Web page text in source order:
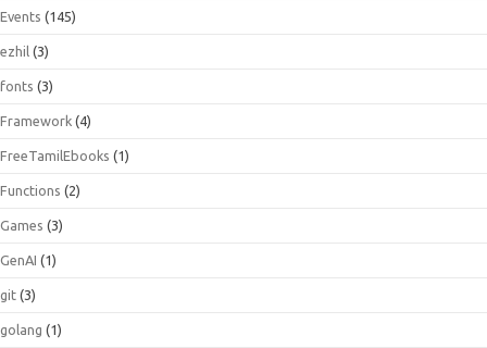
Events (145)
ezhil (3)
fonts (3)
Framework (4)
FreeTamilEbooks (1)
Functions (2)
Games (3)
GenAI (1)
git (3)
golang (1)